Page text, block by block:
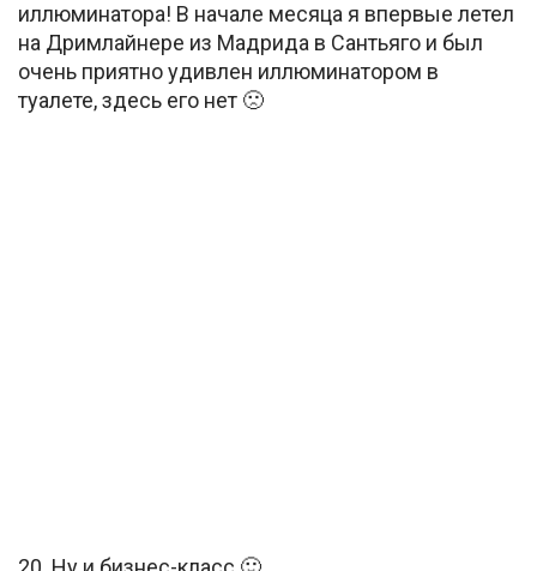
иллюминатора! В начале месяца я впервые летел
на Дримлайнере из Мадрида в Сантьяго и был
очень приятно удивлен иллюминатором в
туалете, здесь его нет 🙁